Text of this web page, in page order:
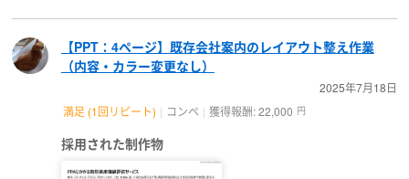
【PPT：4ページ】既存会社案内のレイアウト整え作業
（内容・カラー変更なし）
2025年7月18日
満足 (1回リピート)
コンペ 獲得報酬: 22,000 円
採用された制作物